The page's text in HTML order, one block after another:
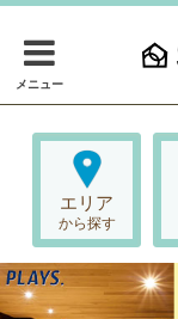
メニュー
エリア
から探す